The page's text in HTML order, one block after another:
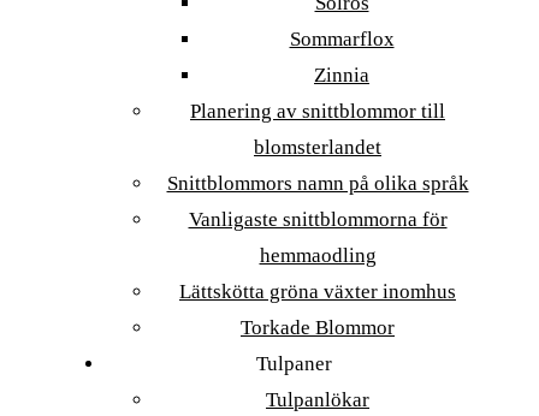
Sommarflox
Zinnia
Planering av snittblommor till
blomsterlandet
Snittblommors namn på olika språk
Vanligaste snittblommorna för
hemmaodling
Lättskötta gröna växter inomhus
Torkade Blommor
Tulpaner
Tulpanlökar